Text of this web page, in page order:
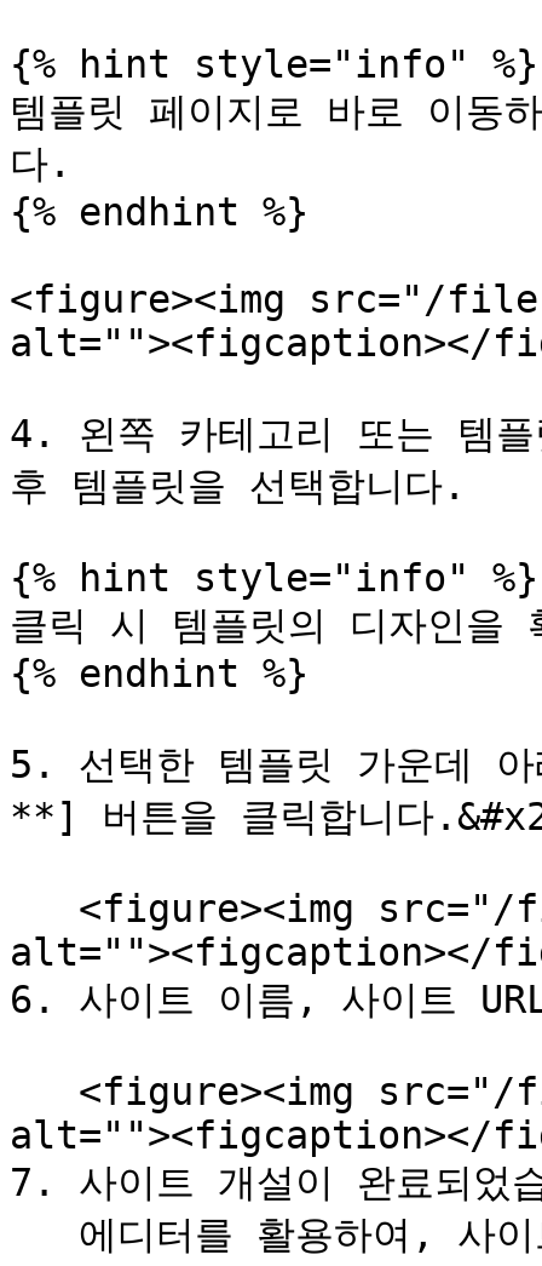
{% hint style="info" %}
템플릿 페이지로 바로 이동
다.
{% endhint %}
<figure><img src="/files/
alt=""><figcaption></
4. 왼쪽 카테고리 또는 템
후 템플릿을 선택합니다.
{% hint style="info" %}
클릭 시 템플릿의 디자인을
{% endhint %}
5. 선택한 템플릿 가운데
**] 버튼을 클릭합니다
alt=""><figcaption></
6. 사이트 이름, 사이트
alt=""><figcaption></
7. 사이트 개설이 완료되었